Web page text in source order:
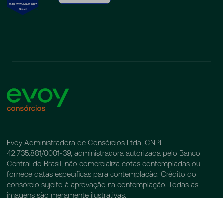
Evoy Administradora de Consórcios Ltda, CNPJ:
42.735.881/0001-39, administradora autorizada pelo Banco
Central do Brasil, não comercializa cotas contempladas ou
fornece datas específicas para contemplação. Crédito do
consórcio sujeito à aprovação na contemplação. Todas as
imagens são meramente ilustrativas.